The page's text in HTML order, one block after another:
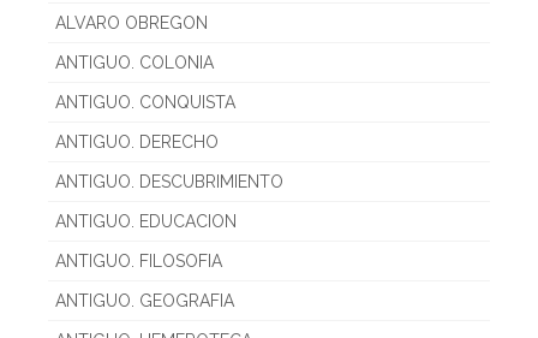
ALVARO OBREGON
ANTIGUO. COLONIA
ANTIGUO. CONQUISTA
ANTIGUO. DERECHO
ANTIGUO. DESCUBRIMIENTO
ANTIGUO. EDUCACION
ANTIGUO. FILOSOFIA
ANTIGUO. GEOGRAFIA